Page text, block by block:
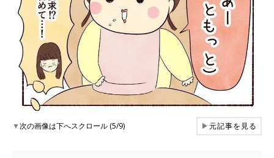
▼次の画像は下へスクロール (5/9) ▶元記事を見る